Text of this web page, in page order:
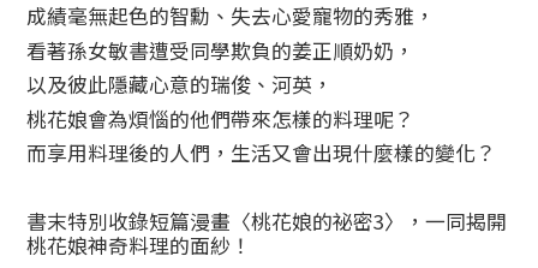
成績毫無起色的智勳、失去心愛寵物的秀雅，
看著孫女敏書遭受同學欺負的姜正順奶奶，
以及彼此隱藏心意的瑞俊、河英，
桃花娘會為煩惱的他們帶來怎樣的料理呢？
而享用料理後的人們，生活又會出現什麼樣的變化？
書末特別收錄短篇漫畫〈桃花娘的祕密3〉，一同揭開
桃花娘神奇料理的面紗！